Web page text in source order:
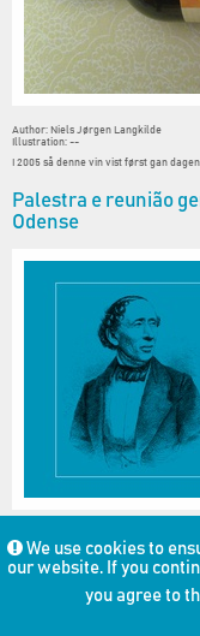
We use cookies to
our website. If you
you agree to
Author: Niels Jørgen Langkilde
Illustration: --
I 2005 så denne vin vist først gan
Palestra e reunião
Odense
Illustration: --
A reunião da sociedade ocorrerá no dia
Foredrag og